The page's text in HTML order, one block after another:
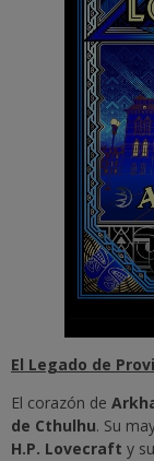
El Legado de
El corazón de
de Cthulhu. Su
H.P. Lovecraft y su